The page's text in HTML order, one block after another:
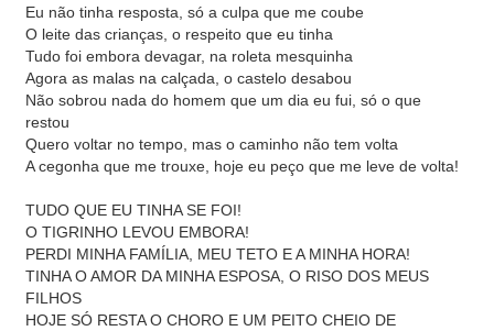
Eu não tinha resposta, só a culpa que me coube
O leite das crianças, o respeito que eu tinha
Tudo foi embora devagar, na roleta mesquinha
Agora as malas na calçada, o castelo desabou
Não sobrou nada do homem que um dia eu fui, só o que
restou
Quero voltar no tempo, mas o caminho não tem volta
A cegonha que me trouxe, hoje eu peço que me leve de volta!
TUDO QUE EU TINHA SE FOI!
O TIGRINHO LEVOU EMBORA!
PERDI MINHA FAMÍLIA, MEU TETO E A MINHA HORA!
TINHA O AMOR DA MINHA ESPOSA, O RISO DOS MEUS
FILHOS
HOJE SÓ RESTA O CHORO E UM PEITO CHEIO DE